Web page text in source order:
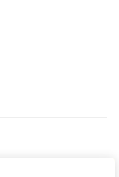
>= 60%, H/l